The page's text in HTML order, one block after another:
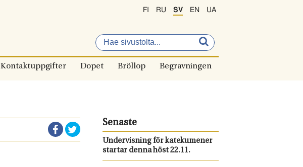
FI RU SV EN UA
Kontaktuppgifter Dopet Bröllop Begravningen
Senaste
Undervisning för katekumener
startar denna höst 22.11.